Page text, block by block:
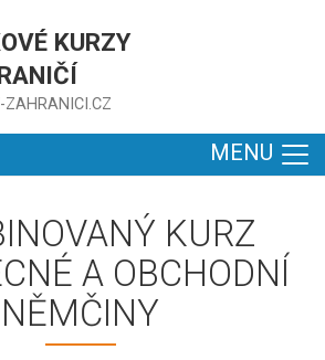
KURZY
MENU
KURZ
A OBCHODNÍ
NĚMČINY